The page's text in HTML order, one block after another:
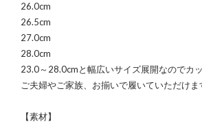
26.0cm
26.5cm
27.0cm
28.0cm
23.0～28.0cmと幅広いサイズ展開なのでカッ
ご夫婦やご家族、お揃いで履いていただけま
【素材】